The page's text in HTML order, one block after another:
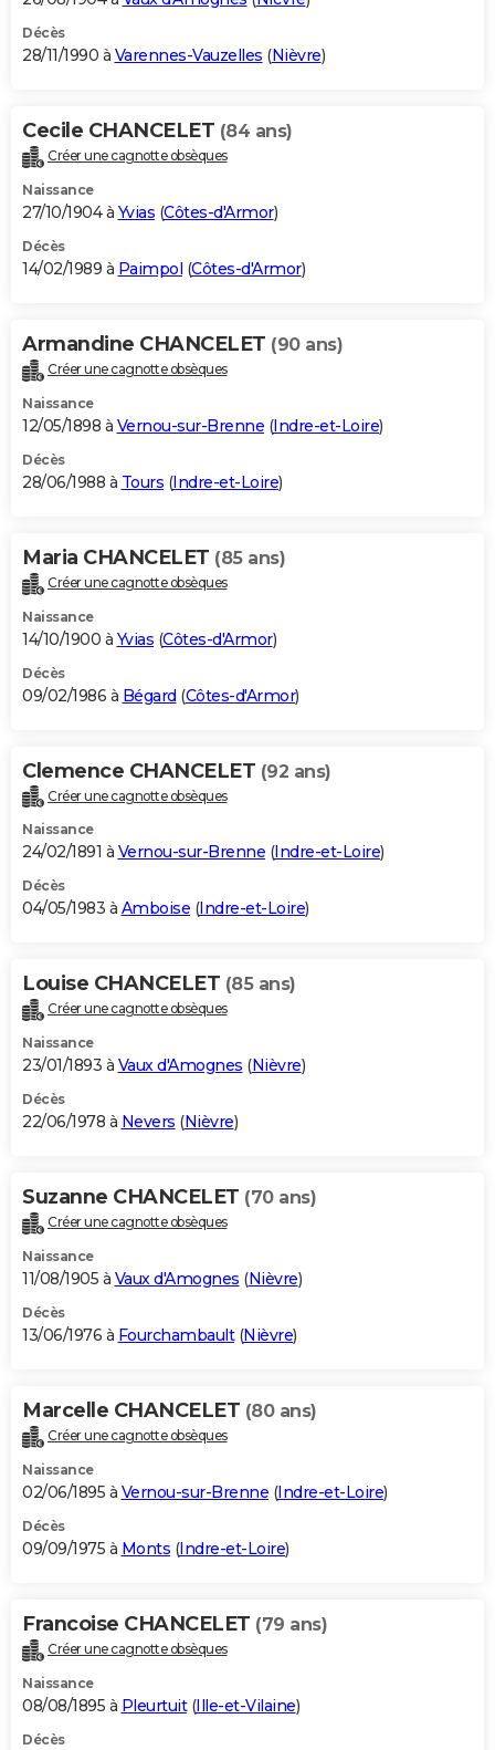
Décès
28/11/1990 à Varennes-Vauzelles (Nièvre)
Cecile CHANCELET (84 ans)
Créer une cagnotte obsèques
Naissance
27/10/1904 à Yvias (Côtes-d'Armor)
Décès
14/02/1989 à Paimpol (Côtes-d'Armor)
Armandine CHANCELET (90 ans)
Créer une cagnotte obsèques
Naissance
12/05/1898 à Vernou-sur-Brenne (Indre-et-Loire)
Décès
28/06/1988 à Tours (Indre-et-Loire)
Maria CHANCELET (85 ans)
Créer une cagnotte obsèques
Naissance
14/10/1900 à Yvias (Côtes-d'Armor)
Décès
09/02/1986 à Bégard (Côtes-d'Armor)
Clemence CHANCELET (92 ans)
Créer une cagnotte obsèques
Naissance
24/02/1891 à Vernou-sur-Brenne (Indre-et-Loire)
Décès
04/05/1983 à Amboise (Indre-et-Loire)
Louise CHANCELET (85 ans)
Créer une cagnotte obsèques
Naissance
23/01/1893 à Vaux d'Amognes (Nièvre)
Décès
22/06/1978 à Nevers (Nièvre)
Suzanne CHANCELET (70 ans)
Créer une cagnotte obsèques
Naissance
11/08/1905 à Vaux d'Amognes (Nièvre)
Décès
13/06/1976 à Fourchambault(Nièvre)
Marcelle CHANCELET (80 ans)
Créer une cagnotte obsèques
Naissance
02/06/1895 à Vernou-sur-Brenne (Indre-et-Loire)
Décès
09/09/1975 à Monts (Indre-et-Loire)
Francoise CHANCELET (79 ans)
Créer une cagnotte obsèques
Naissance
08/08/1895 à Pleurtuit(Ille-et-Vilaine)
Décès